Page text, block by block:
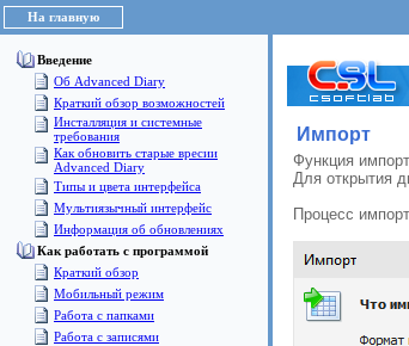
На главную
Введение
Об Advanced Diary
Краткий обзор возможностей
Инсталляция и системные
требования
Как обновить старые вресии
Advanced Diary
Типы и цвета интерфейса
Мультиязычный интерфейс
Информация об обновлениях
Как работать с программой
Краткий обзор
Мобильный режим
Работа с папками
Работа с записями
Импорт
Функция
Для открытия
Процесс